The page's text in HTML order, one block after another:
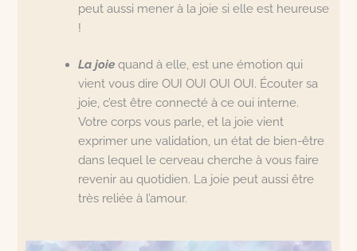
peut aussi mener à la joie si elle est heureuse
!
La joie quand à elle, est une émotion qui
vient vous dire OUI OUI OUI OUI. Écouter sa
joie, c’est être connecté à ce oui interne.
Votre corps vous parle, et la joie vient
exprimer une validation, un état de bien-être
dans lequel le cerveau cherche à vous faire
revenir au quotidien. La joie peut aussi être
très reliée à l’amour.